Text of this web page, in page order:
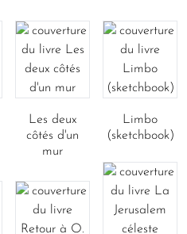
Les deux
côtés d'un
mur
Limbo
(sketchbook)